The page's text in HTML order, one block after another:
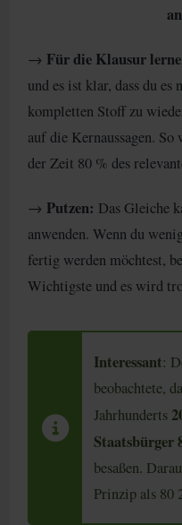
→ Für die Klausur
und es ist klar, dass du es
kompletten Stoff zu
auf die Kernaussagen.
der Zeit 80 % des
→ Putzen: Das Gleiche
anwenden. Wenn du
fertig werden möchtest,
Wichtigste und es wird
Interessant:
beobachtete,
Jahrhunderts
Staatsbürger
besaßen.
Prinzip als 80